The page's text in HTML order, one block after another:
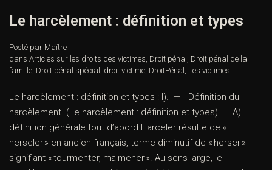
Le harcèlement : définition et types
Posté par Maître
dans Articles sur les droits des victimes, Droit pénal , Droit pénal de la
famille, Droit pénal spécial , droit victime, DroitPénal , Les victimes
Le harcèlement : définition et types : I). — Définition du
harcèlement (Le harcèlement : définition et types) A). —
définition générale tout d’abord Harceler résulte de «
herseler » en ancien français, terme diminutif de « herser »
signifiant « tourmenter, malmener ». Au sens large, le